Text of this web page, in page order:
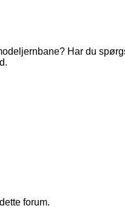
Har du
forum.